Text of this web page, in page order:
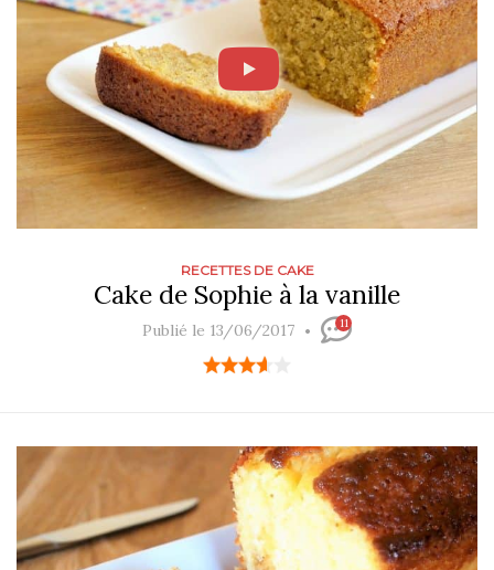
RECETTES DE CAKE
Cake de Sophie à la vanille
Publié le 13/06/2017 11